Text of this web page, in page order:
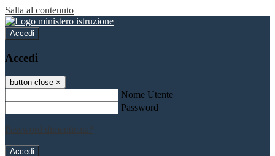
Salta al contenuto
Accedi
Accedi
button close ×
Nome Utente
Password
Password dimenticata?